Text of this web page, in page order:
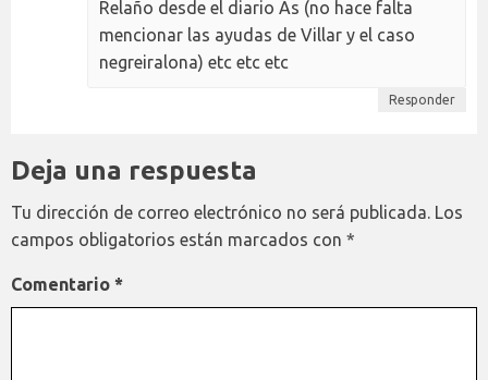
Relaño desde el diario As (no hace falta
mencionar las ayudas de Villar y el caso
negreiralona) etc etc etc
Responder
Deja una respuesta
Tu dirección de correo electrónico no será publicada. Los
campos obligatorios están marcados con *
Comentario *